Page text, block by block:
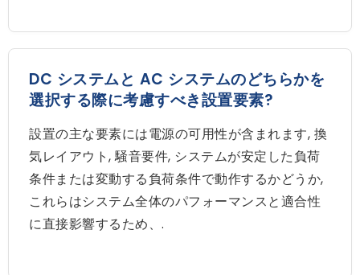
DC システムと AC システムのどちらかを
選択する際に考慮すべき設置要素?
設置の主な要素には電源の可用性が含まれます, 換
気レイアウト, 騒音要件, システムが安定した負荷
条件または変動する負荷条件で動作するかどうか,
これらはシステム全体のパフォーマンスと適合性
に直接影響するため、.